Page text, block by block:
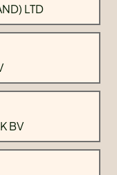
LTD
BV